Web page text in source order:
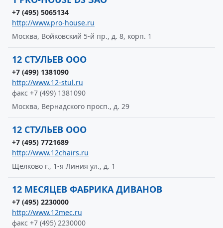
+7 (495) 5065134
http://www.pro-house.ru
Москва, Войковский 5-й пр., д. 8, корп. 1
12 СТУЛЬЕВ ООО
+7 (499) 1381090
http://www.12-stul.ru
факс +7 (499) 1381090
Москва, Вернадского просп., д. 29
12 СТУЛЬЕВ ООО
+7 (495) 7721689
http://www.12chairs.ru
Щелково г., 1-я Линия ул., д. 1
12 МЕСЯЦЕВ ФАБРИКА ДИВАНОВ
+7 (495) 2230000
http://www.12mec.ru
факс +7 (495) 2230000